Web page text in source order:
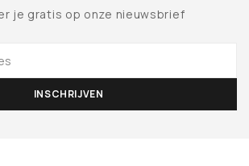
je gratis op onze nieuwsbrief